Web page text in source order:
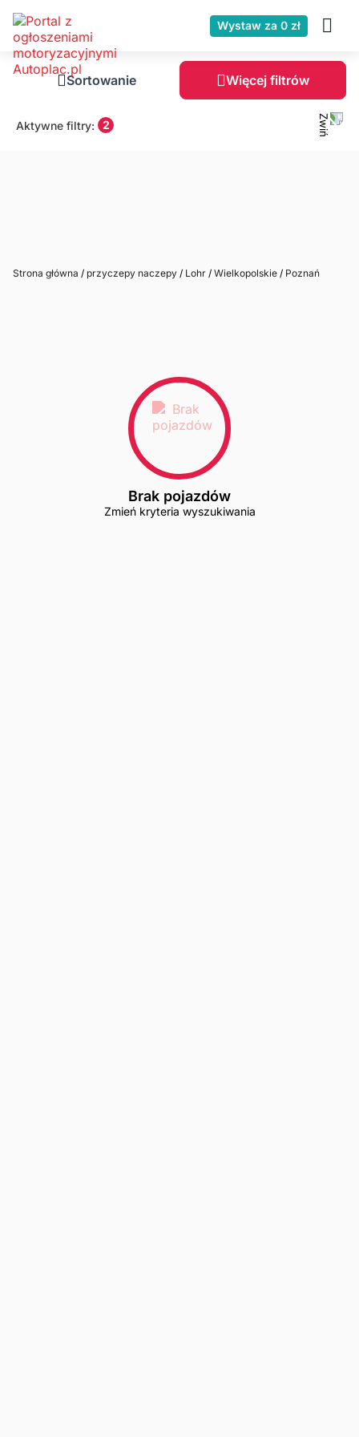
Wystaw za 0 zł
Sortowanie Więcej filtrów
Aktywne filtry: 2
Strona główna / przyczepy naczepy / Lohr / Wielkopolskie / Poznań
Brak pojazdów
Zmień kryteria wyszukiwania